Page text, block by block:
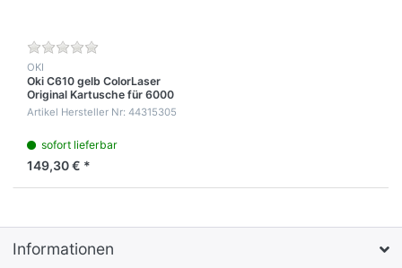
OKI
Oki C610 gelb ColorLaser
Original Kartusche für 6000
Seiten
Artikel Hersteller Nr: 44315305
sofort lieferbar
149,30 € *
Informationen